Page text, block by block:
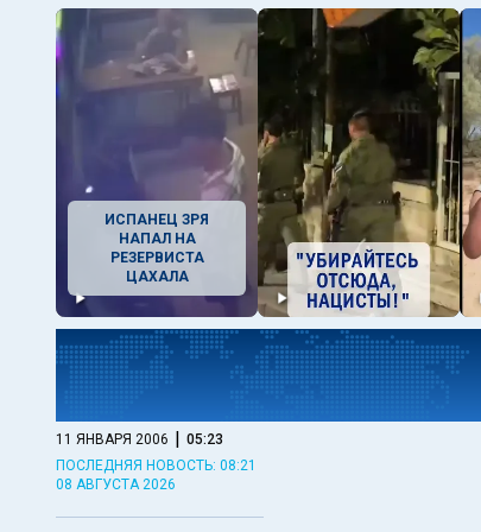
ИСПАНЕЦ ЗРЯ
НАПАЛ НА
РЕЗЕРВИСТА
ЦАХАЛА
11 ЯНВАРЯ 2006 | 05:23
ПОСЛЕДНЯЯ НОВОСТЬ: 08:21
08 АВГУСТА 2026